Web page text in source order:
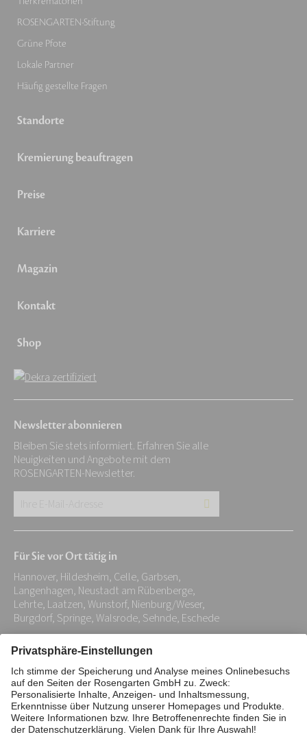
ROSENGARTEN-Stiftung
Grüne Pfote
Lokale Partner
Häufig gestellte Fragen
Standorte
Kremierung beauftragen
Preise
Karriere
Magazin
Kontakt
Shop
Newsletter abonnieren
Bleiben Sie stets informiert. Erfahren Sie alle
Neuigkeiten und Angebote mit dem
ROSENGARTEN-Newsletter.
E-
Adresse:
*
Für Sie vor Ort tätig in
Hannover, Hildesheim, Celle, Garbsen,
Langenhagen, Neustadt am Rübenberge,
Lehrte, Laatzen, Wunstorf, Nienburg/Weser,
Burgdorf, Springe, Walsrode, Sehnde, Eschede
Impressum Datenschutz
Stiftung
Interne Meldestelle
Zahlungsmittel
Barrierefreiheitserklärung
Vertrag widerrufen